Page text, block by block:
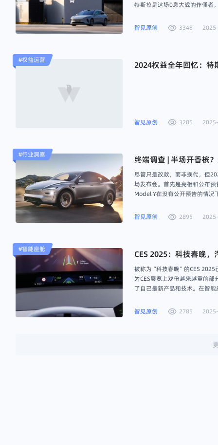
特斯拉是这场0息大战的作俑者
智见原创
3348
2024权益全年回忆：特
智见原创 3205
#权益运营
终端调查 | 半场开香槟
尽管只是改款，而非换代，但
场发布会。首先是亮相和公布
Model Y在没有公开预告的情况
个。为此，我们近日针对特斯
智见原创 2895
#行业洞察
CES 2025：科技春晚
被称为“科技春晚”的CES 2025
为CES展览上戏份越来越重的
了自己最新产品和技术。在智
智见原创
2785
#智能座舱